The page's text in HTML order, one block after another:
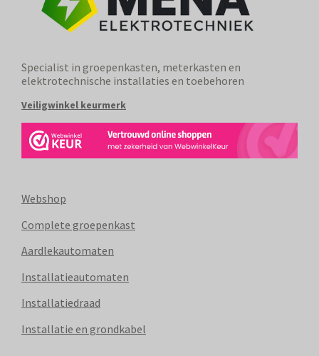
Specialist in groepenkasten, meterkasten en
elektrotechnische installaties en toebehoren
Veiligwinkel keurmerk
Webshop
Complete groepenkast
Aardlekautomaten
Installatieautomaten
Installatiedraad
Installatie en grondkabel